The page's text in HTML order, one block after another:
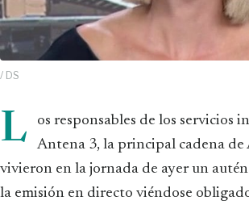
/ DS
L
os responsables de los servicios
Antena 3, la principal cadena de
vivieron en la jornada de ayer un
la emisión en directo viéndose